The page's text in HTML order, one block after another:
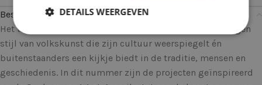
Beschrijving
Het thema voor deze editie is Folk. Elk land heeft zijn eigen
stijl van volkskunst die zijn cultuur weerspiegelt én
buitenstaanders een kijkje biedt in de traditie, mensen en
geschiedenis. In dit nummer zijn de projecten geïnspireerd
DETAILS WEERGEVEN